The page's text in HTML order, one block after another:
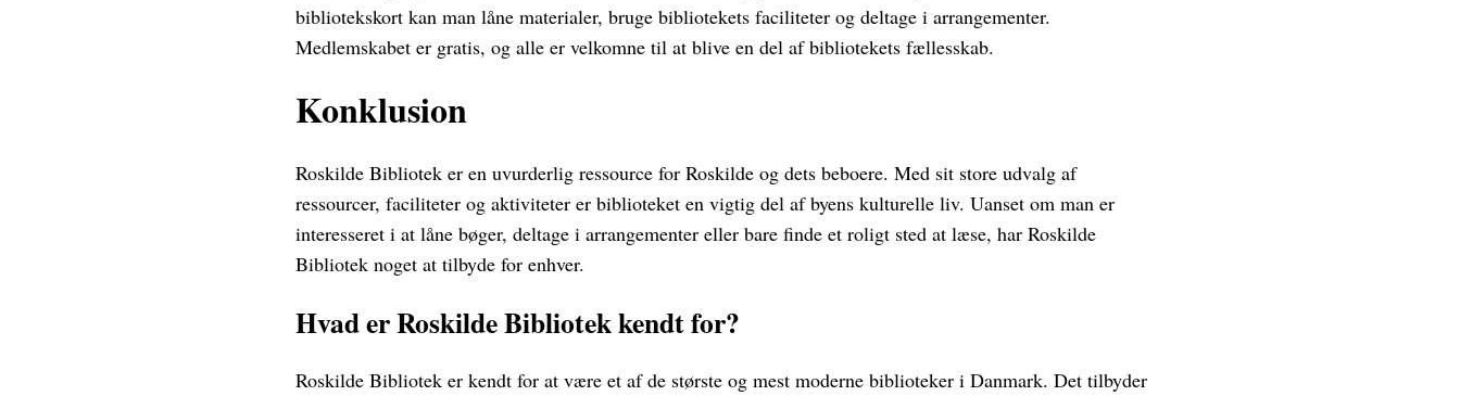
bibliotekskort kan man låne materialer, bruge bibliotekets faciliteter og deltage i arrangementer.
Medlemskabet er gratis, og alle er velkomne til at blive en del af bibliotekets fællesskab.
Konklusion
Roskilde Bibliotek er en uvurderlig ressource for Roskilde og dets beboere. Med sit store udvalg af
ressourcer, faciliteter og aktiviteter er biblioteket en vigtig del af byens kulturelle liv. Uanset om man er
interesseret i at låne bøger, deltage i arrangementer eller bare finde et roligt sted at læse, har Roskilde
Bibliotek noget at tilbyde for enhver.
Hvad er Roskilde Bibliotek kendt for?
Roskilde Bibliotek er kendt for at være et af de største og mest moderne biblioteker i Danmark. Det tilbyder